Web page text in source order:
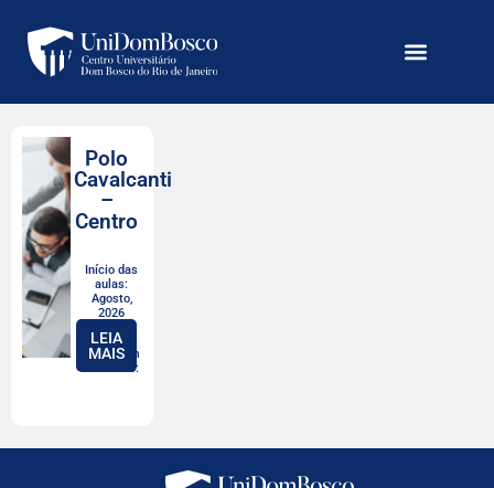
Polo
Cavalcanti
–
Centro
Início das
aulas:
Agosto,
2026
Valor com
desconto:
LEIA
MAIS